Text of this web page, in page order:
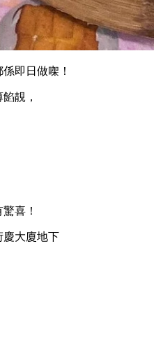
即日做㗎！
靚，
喜！
慶大廈地下